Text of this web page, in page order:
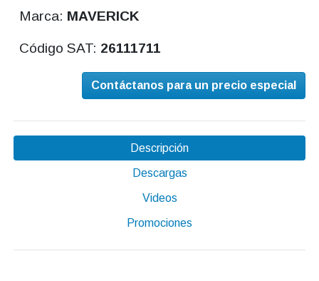
Marca: MAVERICK
Código SAT: 26111711
Contáctanos para un precio especial
Descripción
Descargas
Videos
Promociones